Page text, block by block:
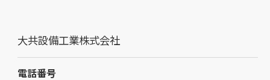
大共設備工業株式会社
電話番号